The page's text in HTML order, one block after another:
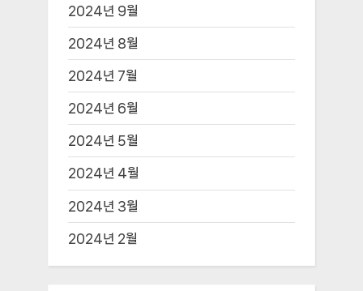
2024년 9월
2024년 8월
2024년 7월
2024년 6월
2024년 5월
2024년 4월
2024년 3월
2024년 2월